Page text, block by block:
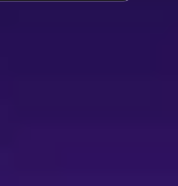
一段曾真實存
本劇由逸蘭軒掌
題的策展與演
整體發展方案」
。 舞台呈現方
物件流動帶動敘
響作為連結情緒